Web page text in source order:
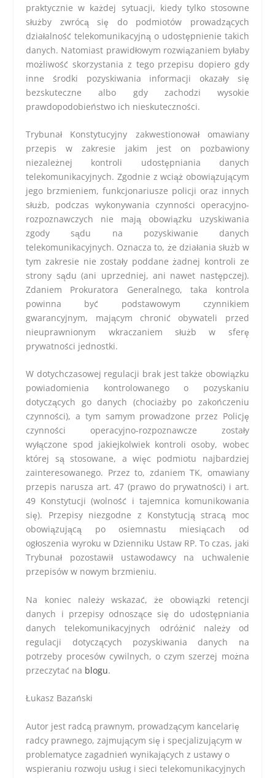
praktycznie w każdej sytuacji, kiedy tylko stosowne
służby zwrócą się do podmiotów prowadzących
działalność telekomunikacyjną o udostępnienie takich
danych. Natomiast prawidłowym rozwiązaniem byłaby
możliwość skorzystania z tego przepisu dopiero gdy
inne środki pozyskiwania informacji okazały się
bezskuteczne albo gdy zachodzi wysokie
prawdopodobieństwo ich nieskuteczności.
Trybunał Konstytucyjny zakwestionował omawiany
przepis w zakresie jakim jest on pozbawiony
niezależnej kontroli udostępniania danych
telekomunikacyjnych. Zgodnie z wciąż obowiązującym
jego brzmieniem, funkcjonariusze policji oraz innych
służb, podczas wykonywania czynności operacyjno-
rozpoznawczych nie mają obowiązku uzyskiwania
zgody sądu na pozyskiwanie danych
telekomunikacyjnych. Oznacza to, że działania służb w
tym zakresie nie zostały poddane żadnej kontroli ze
strony sądu (ani uprzedniej, ani nawet następczej).
Zdaniem Prokuratora Generalnego, taka kontrola
powinna być podstawowym czynnikiem
gwarancyjnym, mającym chronić obywateli przed
nieuprawnionym wkraczaniem służb w sferę
prywatności jednostki.
W dotychczasowej regulacji brak jest także obowiązku
powiadomienia kontrolowanego o pozyskaniu
dotyczących go danych (chociażby po zakończeniu
czynności), a tym samym prowadzone przez Policję
czynności operacyjno-rozpoznawcze zostały
wyłączone spod jakiejkolwiek kontroli osoby, wobec
której są stosowane, a więc podmiotu najbardziej
zainteresowanego. Przez to, zdaniem TK, omawiany
przepis narusza art. 47 (prawo do prywatności) i art.
49 Konstytucji (wolność i tajemnica komunikowania
się). Przepisy niezgodne z Konstytucją stracą moc
obowiązującą po osiemnastu miesiącach od
ogłoszenia wyroku w Dzienniku Ustaw RP. To czas, jaki
Trybunał pozostawił ustawodawcy na uchwalenie
przepisów w nowym brzmieniu.
Na koniec należy wskazać, że obowiązki retencji
danych i przepisy odnoszące się do udostępniania
danych telekomunikacyjnych odróżnić należy od
regulacji dotyczących pozyskiwania danych na
potrzeby procesów cywilnych, o czym szerzej można
przeczytać na blogu.
Łukasz Bazański
Autor jest radcą prawnym, prowadzącym kancelarię
radcy prawnego, zajmującym się i specjalizującym w
problematyce zagadnień wynikających z ustawy o
wspieraniu rozwoju usług i sieci telekomunikacyjnych